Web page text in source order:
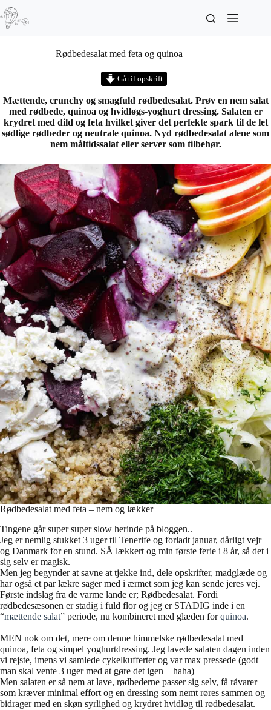
Rødbedesalat med feta og quinoa
Gå til opskrift
Mættende, crunchy og smagfuld rødbedesalat. Prøv en nem salat
med rødbede, quinoa og hvidløgs-yoghurt dressing. Salaten er
krydret med dild og feta hvilket giver det perfekte spark til de let
sødlige rødbeder og neutrale quinoa. Nyd rødbedesalat alene som
nem måltidssalat eller server som tilbehør.
Rødbedesalat med feta – nem og lækker
Tingene går super super slow herinde på bloggen..
Jeg er nemlig stukket 3 uger til Tenerife og forladt januar, dårligt vejr
og Danmark for en stund. SÅ lækkert og min første ferie i 8 år, så det i
sig selv er magisk.
Men jeg begynder at savne at tjekke ind, dele opskrifter, madglæde og
har også et par lækre sager med i ærmet som jeg kan sende jeres vej.
Første indslag fra de varme lande er; Rødbedesalat. Fordi
rødbedesæsonen er stadig i fuld flor og jeg er STADIG inde i en
“mættende salat” periode, nu kombineret med glæden forquinoa.
MEN nok om det, mere om denne himmelske rødbedesalat med
quinoa, feta og simpel yoghurtdressing. Jeg lavede salaten dagen inden
vi rejste, imens vi samlede cykelkufferter og var max pressede (godt
man skal vente 3 uger med at gøre det igen – haha)
Men salaten er så nem at lave, rødbederne passer sig selv, få råvarer
som kræver minimal effort og en dressing som nemt røres sammen og
bidrager med en skøn syrlighed og krydret hvidløg til rødbedesalat.